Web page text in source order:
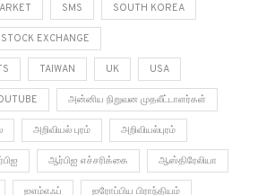
SMS SOUTH KOREA
STOCK EXCHANGE
TAIWAN UK USA
அன்னிய நிறுவன முதலீட்டாளர்கள்
அறிவியல் புரம் அறிவியல்புரம்
ஆர்பிஐ எச்சரிக்கை ஆஸ்திரேலியா
ஐஎம்எஃப் ஐரோப்பிய பிராந்தியம்